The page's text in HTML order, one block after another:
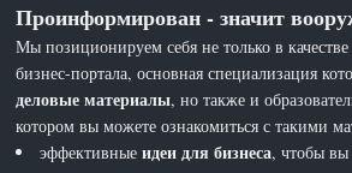
Проинформирован - значит
Мы позиционируем себя не только в
бизнес-портала, основная специализация
деловые материалы, но также и
котором вы можете ознакомиться с такими
эффективныеидеи для бизнеса, чтобы вы